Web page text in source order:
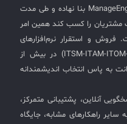
نوین تحت وب، به ویژه محصولات ManageEngine بنا نهاده و طی مدت
مشتریان را کسب کند همین امر
و استقرار نرم‌افزارهای
حوزه‌ی(ITSM-ITAM-ITOM-COBIT-WSM-ISO20000-SIEM) در بیش از
به پاس انتخاب اندیشمندانه
آنلاین، پشتیبانی متمرکز،
راهکارهای مشابه، جایگاه